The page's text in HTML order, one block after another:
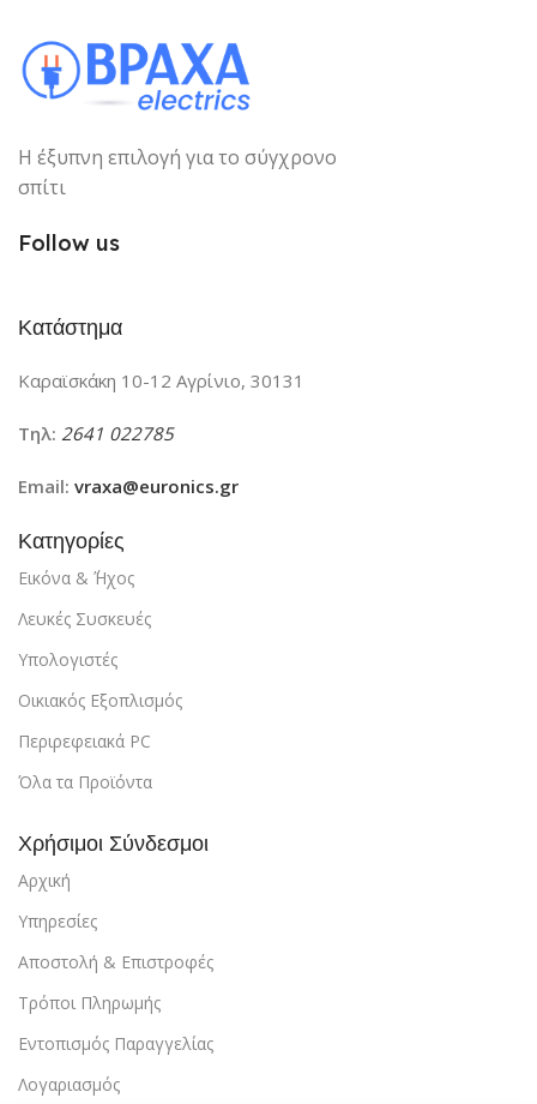
Η έξυπνη επιλογή για το σύγχρονο
σπίτι
Follow us
Κατάστημα
Καραϊσκάκη 10-12 Αγρίνιο, 30131
Τηλ: 2641 022785
Email: vraxa@euronics.gr
Κατηγορίες
Εικόνα & ΄Ήχος
Λευκές Συσκευές
Υπολογιστές
Οικιακός Εξοπλισμός
Περιρεφειακά PC
Όλα τα Προϊόντα
Χρήσιμοι Σύνδεσμοι
Αρχική
Υπηρεσίες
Αποστολή & Επιστροφές
Τρόποι Πληρωμής
Εντοπισμός Παραγγελίας
Λογαριασμός